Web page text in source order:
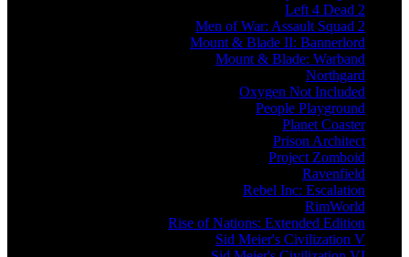
Left 4 Dead 2
Men of War: Assault Squad 2
Mount & Blade II: Bannerlord
Mount & Blade: Warband
Northgard
Oxygen Not Included
People Playground
Planet Coaster
Prison Architect
Project Zomboid
Ravenfield
Rebel Inc: Escalation
RimWorld
Rise of Nations: Extended Edition
Sid Meier's Civilization V